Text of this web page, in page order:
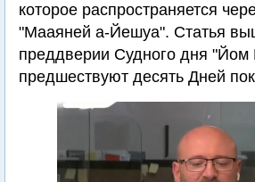
которое распространяется
"Мааяней а-Йешуа". Статья
преддверии Судного дня "Йом
предшествуют десять Дней